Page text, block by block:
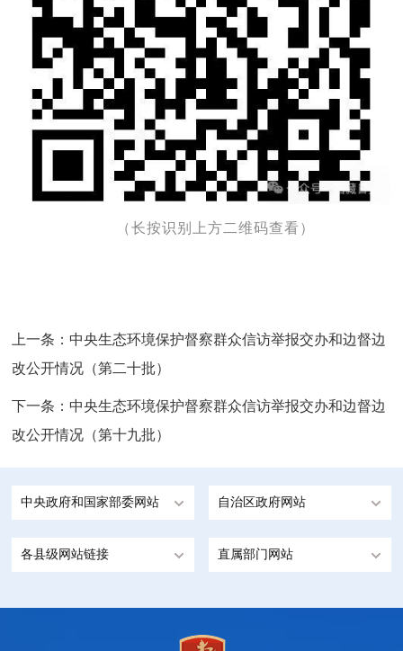
（长按识别上方二维码查看）
上一条： 中央生态环境保护督察群众信访举报交办和边督边
改公开情况（第二十批）
下一条： 中央生态环境保护督察群众信访举报交办和边督边
改公开情况（第十九批）
中央政府和国家部委网站 自治区政府网站
各县级网站链接 直属部门网站